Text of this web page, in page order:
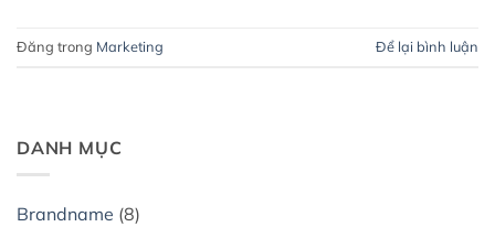
Đăng trong Marketing Để lại bình luận
DANH MỤC
Brandname (8)